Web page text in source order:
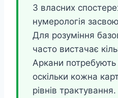
З власних
нумерологія
Для розуміння
часто вистачає
Аркани потребують
оскільки кожна
рівнів трактування.